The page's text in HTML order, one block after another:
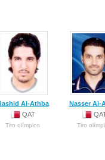
Al-Athba
QAT
Tiro olímpico
Nasser Al-
Tiro